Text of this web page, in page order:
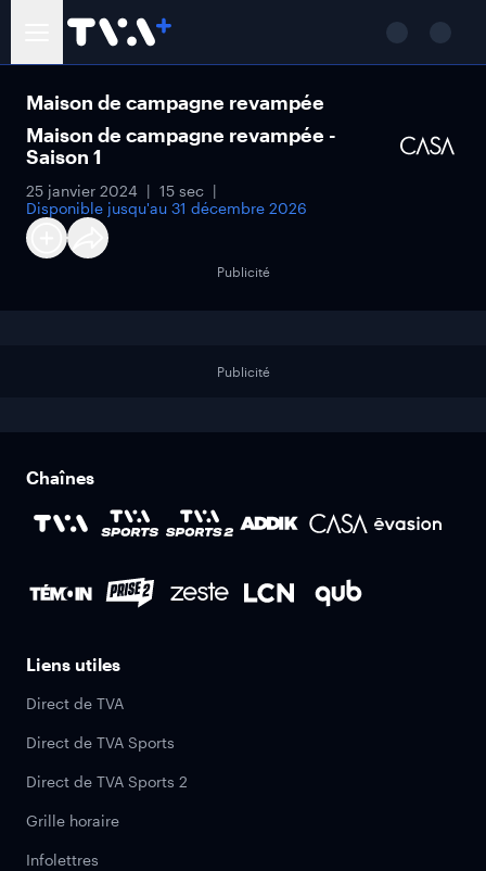
Maison de campagne revampée
Maison de campagne revampée -
Saison 1
25 janvier 2024
15 sec
Disponible jusqu'au 31 décembre 2026
Publicité
Publicité
Chaînes
Liens utiles
Direct de TVA
Direct de TVA Sports
Direct de TVA Sports 2
Grille horaire
Infolettres